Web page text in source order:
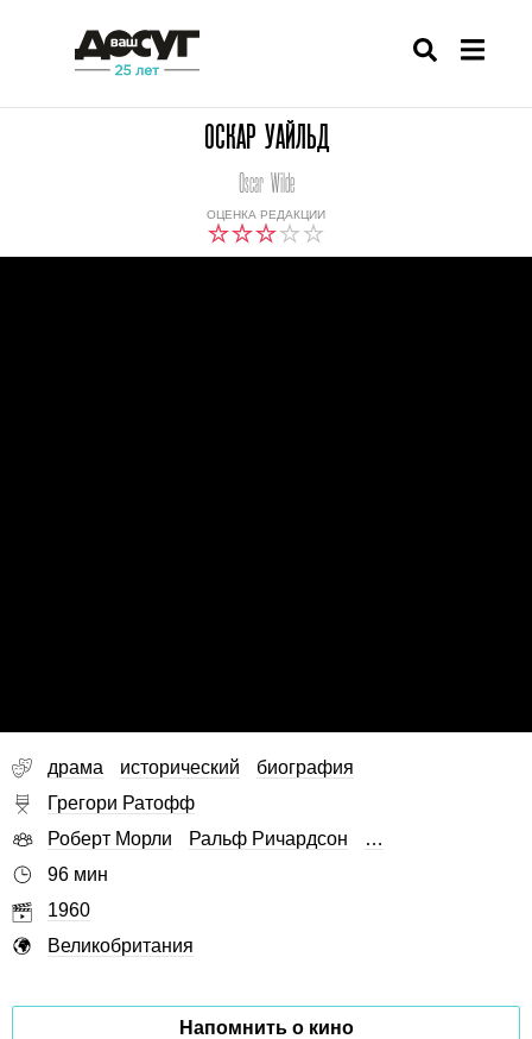
ОСКАР УАЙЛЬД
ОЦЕНКА РЕДАКЦИИ
Oscar Wilde
драма исторический
биография
Грегори Ратофф
Роберт Морли
Ральф Ричардсон
…
96 мин
1960
Великобритания
Напомнить о кино